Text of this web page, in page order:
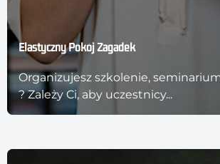
Elastyczny Pokój Zagadek
Organizujesz szkolenie,
? Zależy Ci, aby uczestnicy...